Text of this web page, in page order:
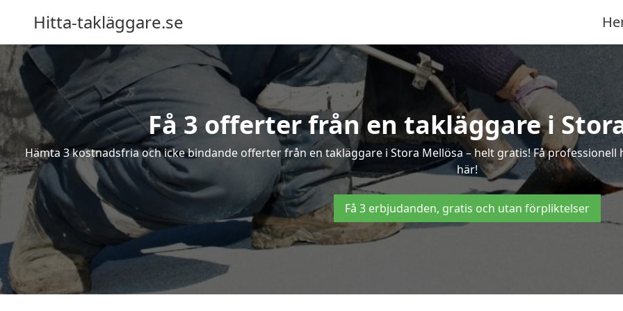
Hitta-takläggare.se
Få 3 offerter från en takläggare i
Hämta 3 kostnadsfria och icke bindande offerter från en takläggare i Stora Mellösa – helt gratis! Få
här!
Få 3 erbjudanden, gratis och utan förpliktelser